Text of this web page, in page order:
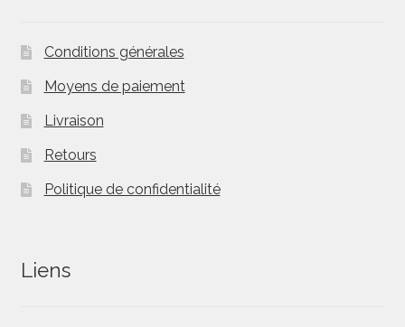
Conditions générales
Moyens de paiement
Livraison
Retours
Politique de confidentialité
Liens